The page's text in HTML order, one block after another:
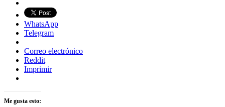
WhatsApp
Telegram
Correo electrónico
Reddit
Imprimir
Me gusta esto: